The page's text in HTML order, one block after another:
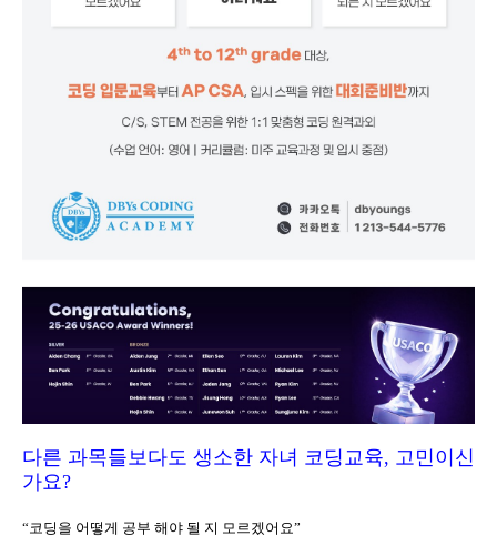
다른 과목들보다도 생소한 자녀 코딩교육, 고민이신
가요?
“코딩을 어떻게 공부 해야 될 지 모르겠어요”